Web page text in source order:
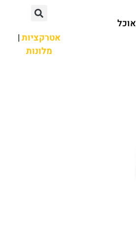
אוכל
אטרקציות|
מלונות